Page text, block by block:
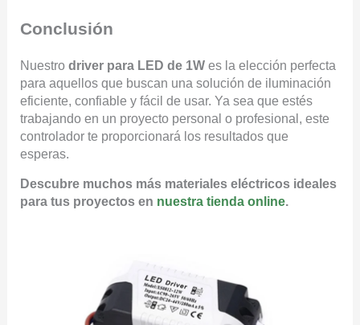
Conclusión
Nuestro driver para LED de 1Wes la elección perfecta
para aquellos que buscan una solución de iluminación
eficiente, confiable y fácil de usar. Ya sea que estés
trabajando en un proyecto personal o profesional, este
controlador te proporcionará los resultados que
esperas.
Descubre muchos más materiales eléctricos ideales
para tus proyectos en nuestra tienda online.